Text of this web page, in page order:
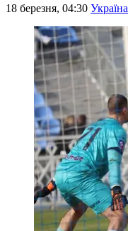
18 березня, 04:30 Україна